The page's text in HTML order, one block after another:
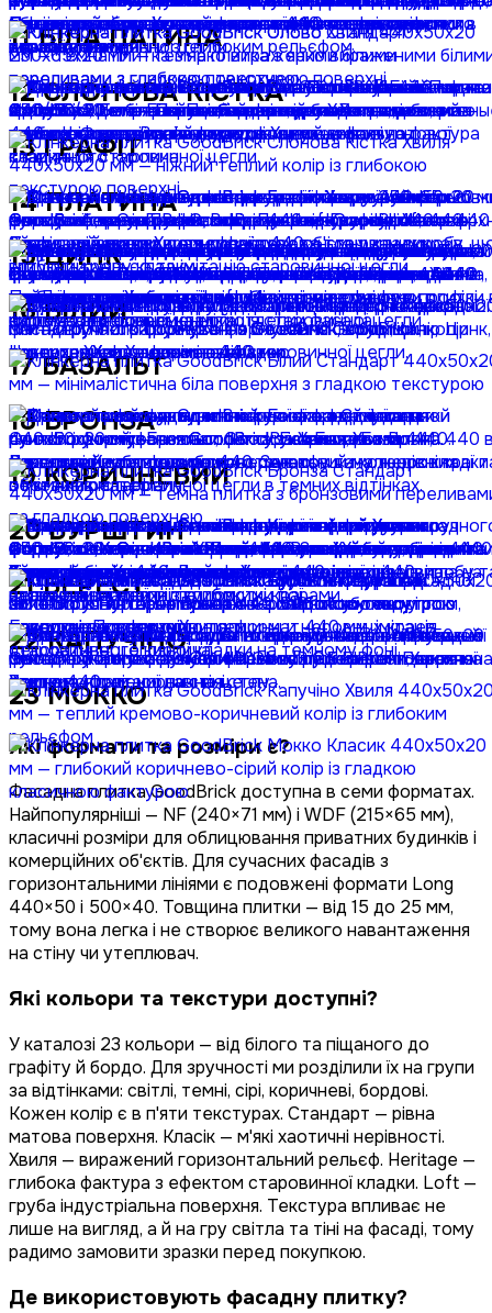
11 БІЛА ПАТИНА
12 СЛОНОВА КІСТКА
13 ГРАФІТ
14 ПЛАТИНА
15 ЦИНК
16 БІЛИЙ
17 БАЗАЛЬТ
18 БРОНЗА
19 КОРИЧНЕВИЙ
20 БУРШТИН
21 БЕРЕСТ
22 КАПУЧІНО
23 МОККО
Які формати та розміри є?
Фасадна плитка GoodBrick доступна в семи форматах.
Найпопулярніші — NF (240×71 мм) і WDF (215×65 мм),
класичні розміри для облицювання приватних будинків і
комерційних об'єктів. Для сучасних фасадів з
горизонтальними лініями є подовжені формати Long
440×50 і 500×40. Товщина плитки — від 15 до 25 мм,
тому вона легка і не створює великого навантаження
на стіну чи утеплювач.
Які кольори та текстури доступні?
У каталозі 23 кольори — від білого та піщаного до
графіту й бордо. Для зручності ми розділили їх на групи
за відтінками: світлі, темні, сірі, коричневі, бордові.
Кожен колір є в п'яти текстурах. Стандарт — рівна
матова поверхня. Класік — м'які хаотичні нерівності.
Хвиля — виражений горизонтальний рельєф. Heritage —
глибока фактура з ефектом старовинної кладки. Loft —
груба індустріальна поверхня. Текстура впливає не
лише на вигляд, а й на гру світла та тіні на фасаді, тому
радимо замовити зразки перед покупкою.
Де використовують фасадну плитку?